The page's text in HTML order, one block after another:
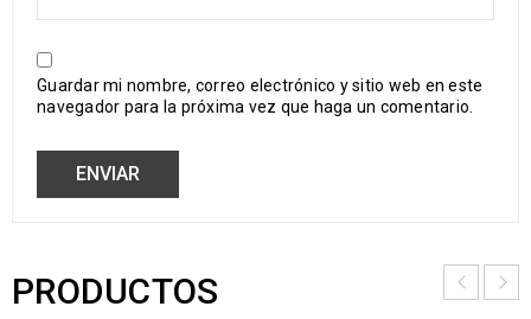
Guardar mi nombre, correo electrónico y sitio web en este
navegador para la próxima vez que haga un comentario.
PRODUCTOS